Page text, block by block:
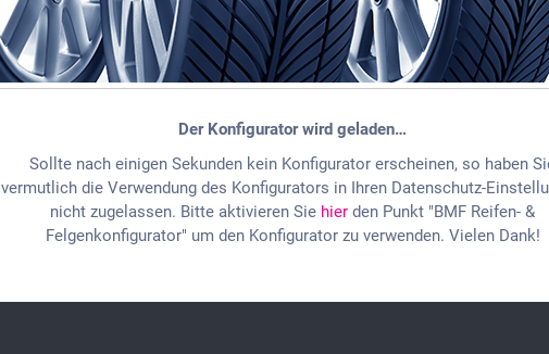
Der Konfigurator wird geladen…
Sollte nach einigen Sekunden kein Konfigurator erscheinen, so haben
vermutlich die Verwendung des Konfigurators in Ihren Datenschutz-
nicht zugelassen. Bitte aktivieren Sie hier den Punkt "BMF Reifen- &
Felgenkonfigurator" um den Konfigurator zu verwenden. Vielen Dank!